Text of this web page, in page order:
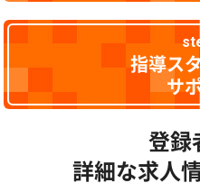
指導ス
サ
登録
詳細な求人